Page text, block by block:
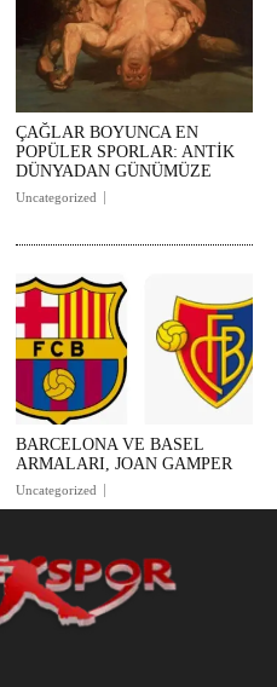
ÇAĞLAR BOYUNCA EN
POPÜLER SPORLAR: ANTİK
DÜNYADAN GÜNÜMÜZE
Uncategorized
BARCELONA VE BASEL
ARMALARI, JOAN GAMPER
Uncategorized